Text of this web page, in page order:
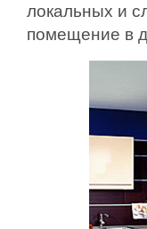
локальных и
помещение в